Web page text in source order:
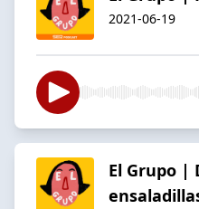
2021-06-19
El Grupo |